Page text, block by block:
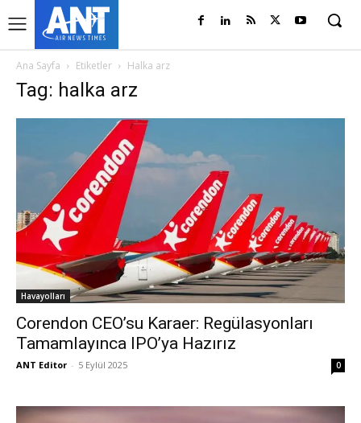
Ana Sayfa Etiketler Halka arz
Tag: halka arz
Havayolları
Corendon CEO’su Karaer: Regülasyonları
Tamamlayınca IPO’ya Hazırız
ANT Editor - 5 Eylül 2025 0